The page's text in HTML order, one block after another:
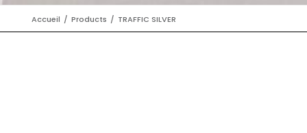
Accueil Products TRAFFIC SILVER